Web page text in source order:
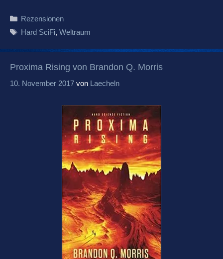
Kategorien
Rezensionen
Schlagwörter
Hard SciFi, Weltraum
Proxima Rising von Brandon Q. Morris
10. November 2017 von Laecheln